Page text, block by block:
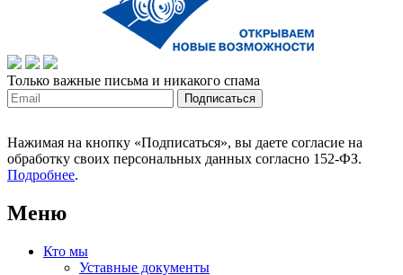
Только важные письма и никакого спама
Нажимая на кнопку «Подписаться», вы даете согласие на
обработку своих персональных данных согласно 152-ФЗ.
Подробнее.
Меню
Кто мы
Уставные документы